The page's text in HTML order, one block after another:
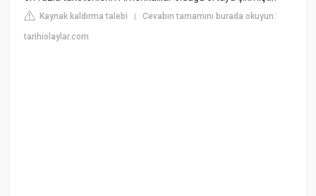
Kaynak kaldırma talebi |Cevabın tamamını burada okuyun:
tarihiolaylar.com